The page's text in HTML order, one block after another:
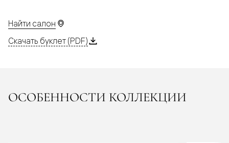
Найти салон
Скачать буклет (PDF)
ОСОБЕННОСТИ КОЛЛЕКЦИИ